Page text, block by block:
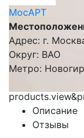
МосАРТ
Адрес: г.
Округ: ВАО
Метро:
Описание
Отзывы